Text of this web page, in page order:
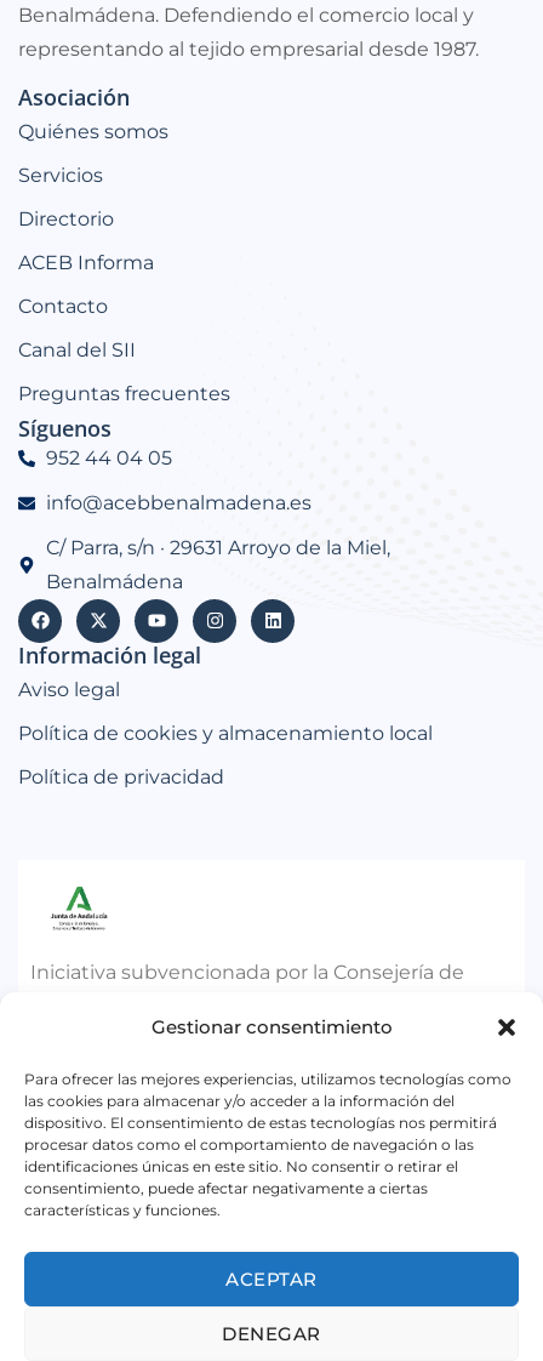
Gestionar consentimiento
Para ofrecer las mejores experiencias, utilizamos tecnologías como
las cookies para almacenar y/o acceder a la información del
dispositivo. El consentimiento de estas tecnologías nos permitirá
procesar datos como el comportamiento de navegación o las
identificaciones únicas en este sitio. No consentir o retirar el
consentimiento, puede afectar negativamente a ciertas
características y funciones.
ACEPTAR
DENEGAR
Benalmádena. Defendiendo el comercio local y
representando al tejido empresarial desde 1987.
Asociación
Quiénes somos
Servicios
Directorio
ACEB Informa
Contacto
Canal del SII
Preguntas frecuentes
Síguenos
952 44 04 05
info@acebbenalmadena.es
C/ Parra, s/n · 29631 Arroyo de la Miel,
Benalmádena
Información legal
Aviso legal
Política de cookies y almacenamiento local
Política de privacidad
Iniciativa subvencionada por la Consejería de
Junta de Andalucía. Dentro la convocatoria para el
ejercicio 2026, destinada a impulsar el
asociacionismo comercial y artesano, a
promocionar y dinamizar el pequeño comercio
urbano y a promocionar la artesanía en Andalucía.
© 2026 ACEB - Asociación de Comerciantes y Empresarios
Todos los derechos reservados
Página web desarrollada por Shikoba.